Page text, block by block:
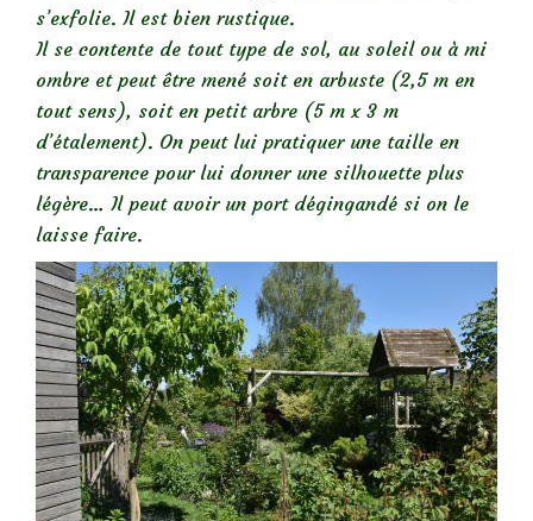
s’exfolie. Il est bien rustique.
Il se contente de tout type de sol, au soleil ou à mi
ombre et peut être mené soit en arbuste (2,5 m en
tout sens), soit en petit arbre (5 m x 3 m
d’étalement). On peut lui pratiquer une taille en
transparence pour lui donner une silhouette plus
légère… Il peut avoir un port dégingandé si on le
laisse faire.